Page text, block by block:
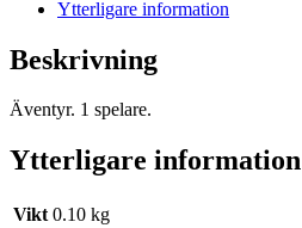
Ytterligare information
Beskrivning
Äventyr. 1 spelare.
Ytterligare information
Vikt 0.10 kg